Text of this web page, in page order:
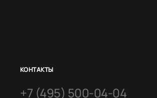
КОНТАКТЫ
+7 (495) 500-04-04